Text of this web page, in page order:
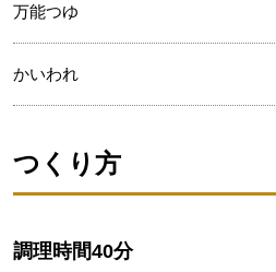
万能つゆ
かいわれ
つくり方
調理時間40分